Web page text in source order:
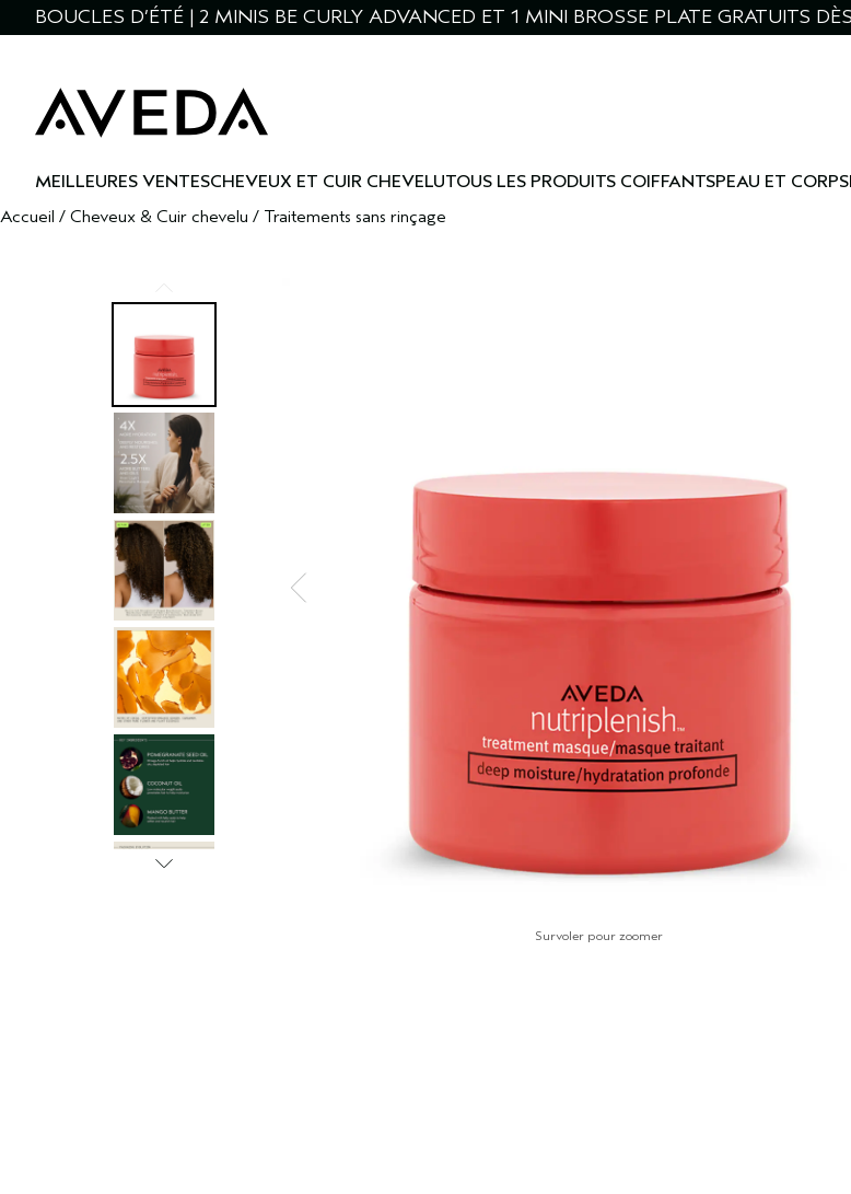
BOUCLES D’ÉTÉ | 2 MINIS BE CURLY ADVANCED ET 1 MINI BROSSE PLATE GRATUITS
MEILLEURES VENTESCHEVEUX ET CUIR CHEVELUTOUS LES PRODUITS COIFFANTSPEAU ET CORPS
Accueil / Cheveux & Cuir chevelu / Traitements sans rinçage
Survoler pour zoomer